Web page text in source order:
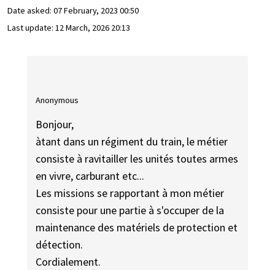
Date asked: 07 February, 2023 00:50
Last update: 12 March, 2026 20:13
Anonymous
Bonjour,
àtant dans un régiment du train, le métier
consiste à ravitailler les unités toutes armes
en vivre, carburant etc...
Les missions se rapportant à mon métier
consiste pour une partie à s'occuper de la
maintenance des matériels de protection et
détection.
Cordialement.